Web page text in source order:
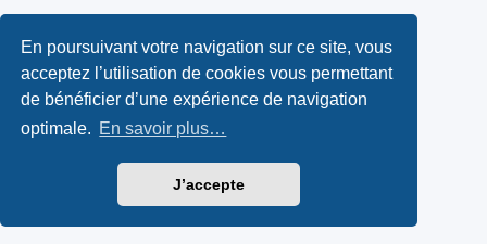
En poursuivant votre navigation sur ce site, vous
acceptez l’utilisation de cookies vous permettant
de bénéficier d’une expérience de navigation
optimale. En savoir plus…
J’accepte